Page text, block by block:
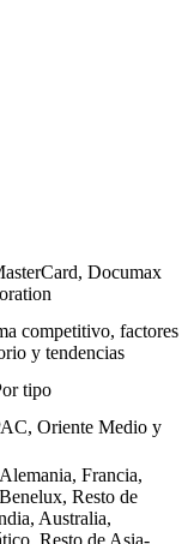
Documax
competitivo, factores
y tendencias
tipo
Oriente Medio y
Francia,
Resto de
Australia,